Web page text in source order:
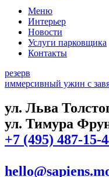
Меню
Интерьер
Новости
Услуги парковщика
Контакты
резерв
иммерсивный ужин с
ул. Льва
ул. Тимура
+7 (495) 487-15-